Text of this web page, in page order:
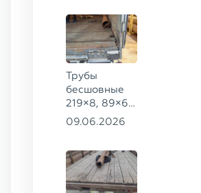
Трубы
бесшовные
219×8, 89×6,
38×4 ГОСТ
14-3Р-55-
2001 сталь
12Х1МФ
09.06.2026